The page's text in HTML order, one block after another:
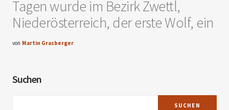
Tagen wurde im Bezirk Zwettl,
Niederösterreich, der erste Wolf, ein
von Martin Grasberger
Suchen
SUCHEN